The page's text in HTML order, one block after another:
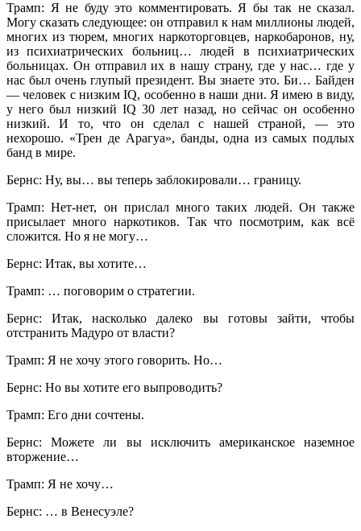
Трамп: Я не буду это комментировать. Я бы так не сказал.
Могу сказать следующее: он отправил к нам миллионы людей,
многих из тюрем, многих наркоторговцев, наркобаронов, ну,
из психиатрических больниц… людей в психиатрических
больницах. Он отправил их в нашу страну, где у нас… где у
нас был очень глупый президент. Вы знаете это. Би… Байден
— человек с низким IQ, особенно в наши дни. Я имею в виду,
у него был низкий IQ 30 лет назад, но сейчас он особенно
низкий. И то, что он сделал с нашей страной, — это
нехорошо. «Трен де Арагуа», банды, одна из самых подлых
банд в мире.
Бернс: Ну, вы… вы теперь заблокировали… границу.
Трамп: Нет-нет, он прислал много таких людей. Он также
присылает много наркотиков. Так что посмотрим, как всё
сложится. Но я не могу…
Бернс: Итак, вы хотите…
Трамп: … поговорим о стратегии.
Бернс: Итак, насколько далеко вы готовы зайти, чтобы
отстранить Мадуро от власти?
Трамп: Я не хочу этого говорить. Но…
Бернс: Но вы хотите его выпроводить?
Трамп: Его дни сочтены.
Бернс: Можете ли вы исключить американское наземное
вторжение…
Трамп: Я не хочу…
Бернс: … в Венесуэле?